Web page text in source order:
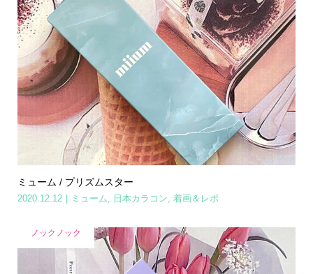
ミューム / プリズムスター
2020.12.12 ミューム, 日本カラコン, 着画＆レポ
ノックノック